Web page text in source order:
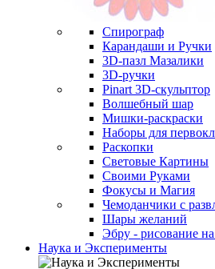
Спирограф
Карандаши и Ручки
3D-пазл Мазалики
3D-ручки
Pinart 3D-скульптор
Волшебный шар
Мишки-раскраски
Наборы для
Раскопки
Световые Картины
Своими Руками
Фокусы и Магия
Чемоданчики с
Шары желаний
Эбру - рисование
Наука и Эксперименты